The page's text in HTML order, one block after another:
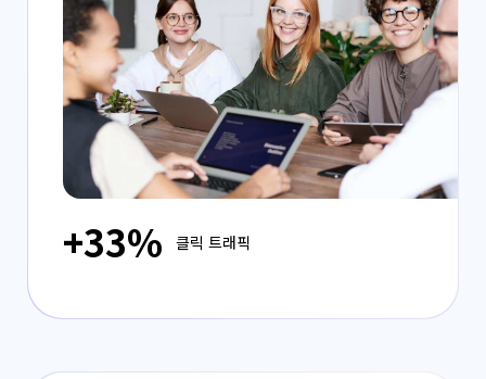
+33% 클릭 트래픽